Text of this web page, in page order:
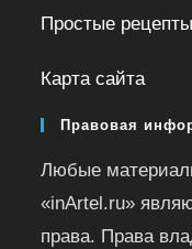
Простые рецепты
Карта сайта
Правовая
Любые
«inArtel.ru»
права. Права